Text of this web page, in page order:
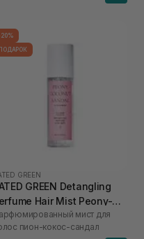
ПОДАРОК
GREEN
GREEN Detangling
Hair Mist Peony-
Sandal мист для
пион-кокос-сандал